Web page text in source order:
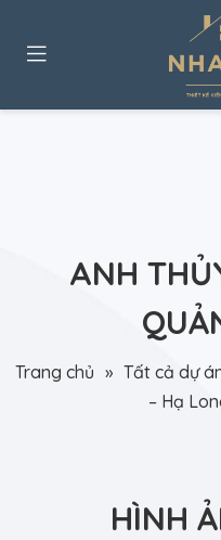
ANH
Trang chủ » Tất cả dự
– Hạ
HÌNH